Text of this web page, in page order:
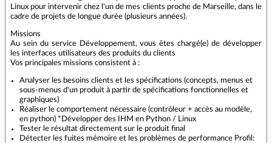
Linux pour intervenir chez l'un de mes clients proche de Marseille, dans le
cadre de projets de longue durée (plusieurs années).
Missions
Au sein du service Développement, vous êtes chargé(e) de développer
les interfaces utilisateurs des produits du clients
Vos principales missions consistent à :
Analyser les besoins clients et les spécifications (concepts, menus et
sous-menus d'un produit à partir de spécifications fonctionnelles et
graphiques)
Réaliser le comportement nécessaire (contrôleur + accès au modèle,
en python) *Développer des IHM en Python / Linux
Tester le résultat directement sur le produit final
Détecter les fuites mémoire et les problèmes de performance Profil: